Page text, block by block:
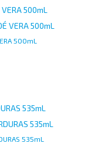
500mL
535mL